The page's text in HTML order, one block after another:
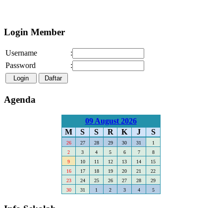
Login Member
Username
:
Password
:
Agenda
09 August 2026
M
S S R K J S
26 27 28 29 30 31
1
2
3 4 5 6 7
8
9
10 11 12 13 14
15
16
17 18 19 20 21
22
23
24 25 26 27 28
29
30
31 1 2 3 4 5